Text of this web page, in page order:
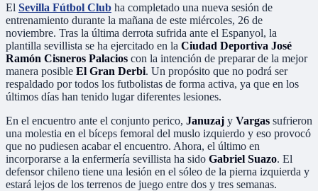
El Sevilla Fútbol Club ha completado una nueva sesión de
entrenamiento durante la mañana de este miércoles, 26 de
noviembre. Tras la última derrota sufrida ante el Espanyol, la
plantilla sevillista se ha ejercitado en la Ciudad Deportiva José
Ramón Cisneros Palacios con la intención de preparar de la mejor
manera posible El Gran Derbi. Un propósito que no podrá ser
respaldado por todos los futbolistas de forma activa, ya que en los
últimos días han tenido lugar diferentes lesiones.
En el encuentro ante el conjunto perico, Januzaj y Vargas sufrieron
una molestia en el bíceps femoral del muslo izquierdo y eso provocó
que no pudiesen acabar el encuentro. Ahora, el último en
incorporarse a la enfermería sevillista ha sido Gabriel Suazo. El
defensor chileno tiene una lesión en el sóleo de la pierna izquierda y
estará lejos de los terrenos de juego entre dos y tres semanas.